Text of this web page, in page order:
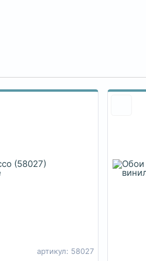
артикул: 58027